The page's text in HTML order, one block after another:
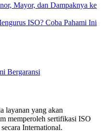
Mayor, dan Dampaknya ke
ISO? Coba Pahami Ini
Bergaransi
layanan yang akan
memperoleh sertifikasi ISO
International.